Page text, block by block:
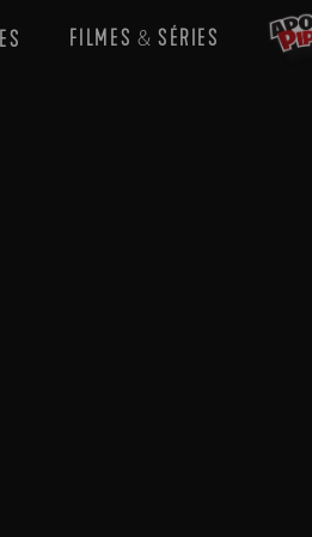
FILMES & SÉRIES